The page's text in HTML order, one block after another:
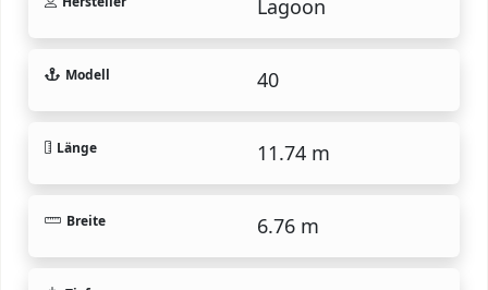
Lagoon
Modell 40
Länge 11.74 m
Breite 6.76 m